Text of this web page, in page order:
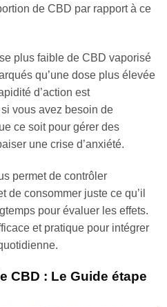
de CBD par rapport à ce
plus faible de CBD vaporisé
qu’une dose plus élevée
d’action est
vous avez besoin de
ce soit pour gérer des
une crise d’anxiété.
permet de contrôler
de consommer juste ce qu’il
pour évaluer les effets.
et pratique pour intégrer
CBD : Le Guide étape